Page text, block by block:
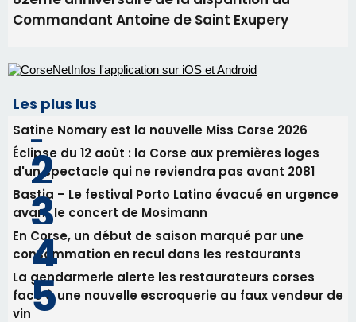
Bastia – Le festival Porto Latino évacué en urgence
avant le concert de Mosimann
consommation en recul dans les restaurants
face à une nouvelle escroquerie au faux vendeur de
vin
Newsletter
Inscrivez-vous à la newsletter de CNI et recevez par
email les infos les plus importantes et une sélection de
nos meilleurs articles